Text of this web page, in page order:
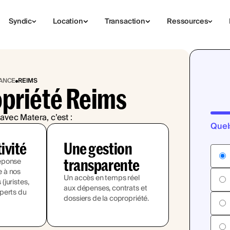
Syndic Location Transaction Ressources
REIMS
Reims
Matera, c’est :
à nos
du
Une gestion
transparente
Un accès en temps réel
aux dépenses, contrats et
dossiers de la copropriété.